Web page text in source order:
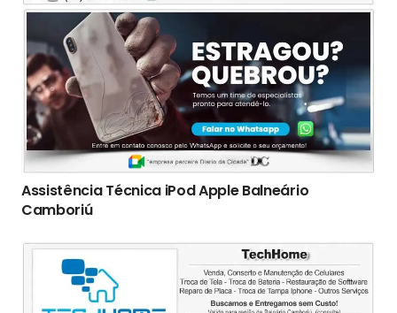
Assistência Técnica iPod Apple Balneário
Camboriú